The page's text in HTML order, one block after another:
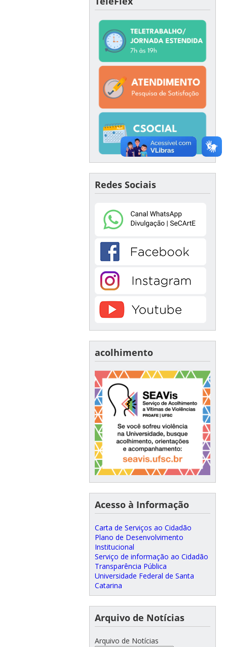
Redes Sociais
acolhimento
Acesso à Informação
Carta de Serviços ao Cidadão
Plano de Desenvolvimento
Institucional
Serviço de informação ao Cidadão
Transparência Pública
Universidade Federal de Santa
Catarina
Arquivo de Notícias
Arquivo de Notícias